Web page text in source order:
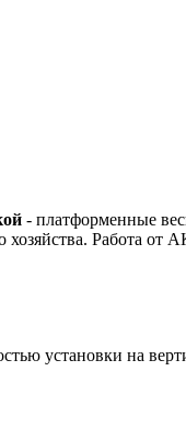
- платформенные
Работа от
установки на